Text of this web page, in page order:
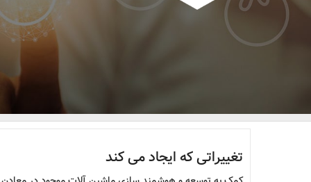
تغییراتی که ایجاد می کند